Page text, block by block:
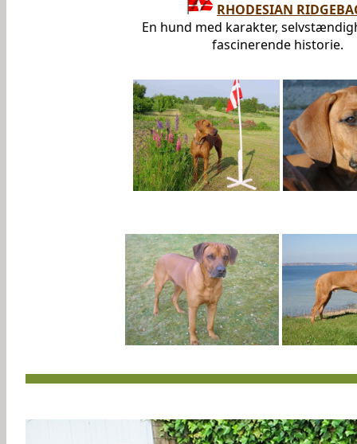
RHODESIAN
En hund med karakter,
fascinerende historie.